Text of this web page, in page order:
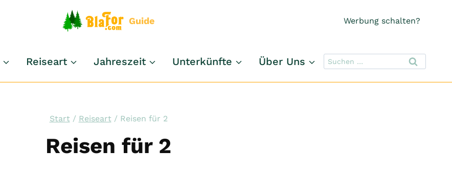
Guide Werbung schalten?
Reiseart Jahreszeit Unterkünfte Über Uns
Suchen
nach:
Start / Reiseart / Reisen für 2
Reisen für 2